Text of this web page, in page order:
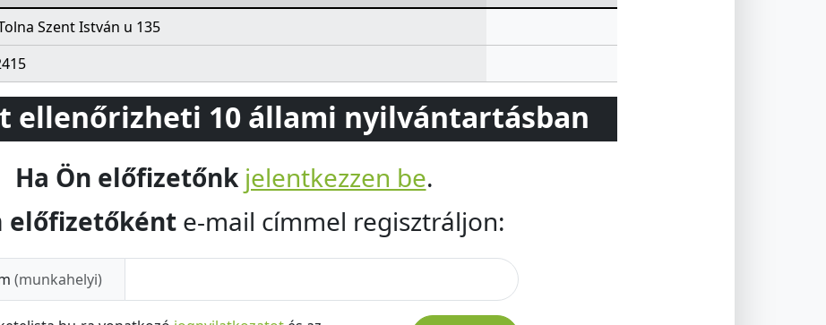
Szent István u 135
ellenőrizheti 10 állami nyilvántartásban
Ha Ön előfizetőnk jelentkezzen be.
előfizetőként e-mail címmel regisztráljon:
(munkahelyi)